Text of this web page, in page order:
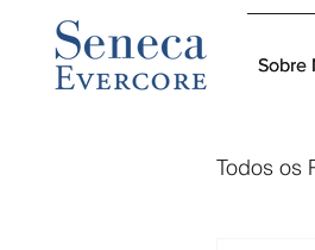
Sobre
Sobre
Todos os